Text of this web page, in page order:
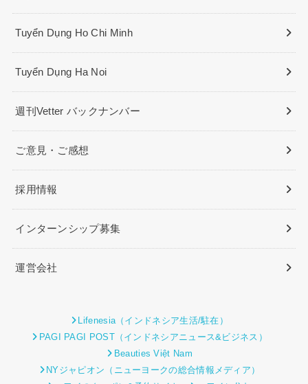
Tuyển Dụng Ho Chi Minh
Tuyển Dụng Ha Noi
週刊Vetter バックナンバー
ご意見・ご感想
採用情報
インターンシップ募集
運営会社
Lifenesia（インドネシア生活/駐在）
PAGI PAGI POST（インドネシアニュース&ビジネス）
Beauties Việt Nam
NYジャピオン（ニューヨークの総合情報メディア）